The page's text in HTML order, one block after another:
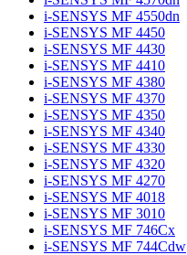
i-SENSYS MF 4550dn
i-SENSYS MF 4450
i-SENSYS MF 4430
i-SENSYS MF 4410
i-SENSYS MF 4380
i-SENSYS MF 4370
i-SENSYS MF 4350
i-SENSYS MF 4340
i-SENSYS MF 4330
i-SENSYS MF 4320
i-SENSYS MF 4270
i-SENSYS MF 4018
i-SENSYS MF 3010
i-SENSYS MF 746Cx
i-SENSYS MF 744Cdw